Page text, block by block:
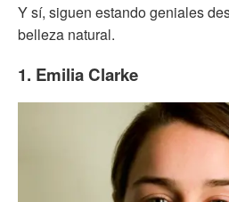
Y sí, siguen estando geniales
belleza natural.
1. Emilia Clarke